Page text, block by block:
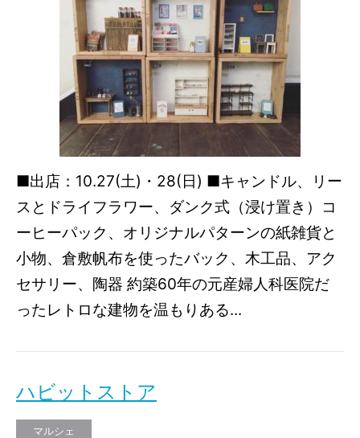
■出店：10.27(土)・28(日) ■キャンドル、リー
スとドライフラワー、ダンク式（浸け置き）コ
ーヒーパック、オリジナルパターンの紙雑貨と
小物、倉敷帆布を使ったバック、木工品、アク
セサリー、陶器 約築60年の元産婦人科医院だ
ったレトロな建物を温もりある...
ハビットストア
マルシェ